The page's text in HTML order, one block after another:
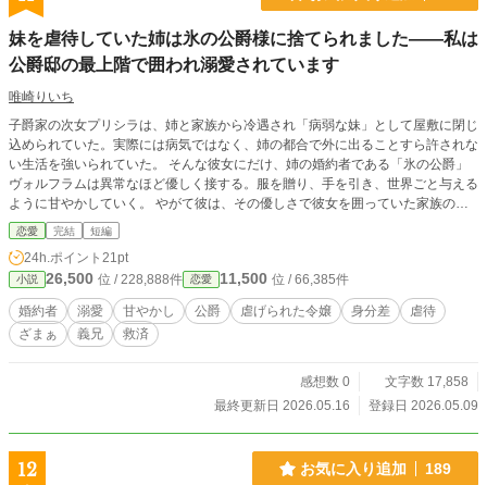
妹を虐待していた姉は氷の公爵様に捨てられました――私は
公爵邸の最上階で囲われ溺愛されています
唯崎りいち
子爵家の次女プリシラは、姉と家族から冷遇され「病弱な妹」として屋敷に閉じ
込められていた。実際には病気ではなく、姉の都合で外に出ることすら許されな
い生活を強いられていた。 そんな彼女にだけ、姉の婚約者である「氷の公爵」
ヴォルフラムは異常なほど優しく接する。服を贈り、手を引き、世界ごと与える
ように甘やかしていく。 やがて彼は、その優しさで彼女を囲っていた家族の支
配ごと壊し、プリシラを“外の世界”へ連れ出してしまう。
恋愛 完結 短編
24h.ポイント 21pt
小説 26,500 位 / 228,888件 恋愛 11,500 位 / 66,385件
婚約者 溺愛 甘やかし 公爵 虐げられた令嬢 身分差
虐待
ざまぁ
義兄 救済
感想数 0
文字数 17,858
最終更新日 2026.05.16
登録日 2026.05.09
12 お気に入り追加 189